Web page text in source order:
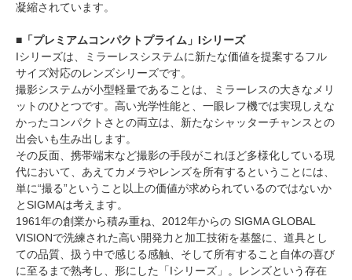
凝縮されています。
■「プレミアムコンパクトプライム」Iシリーズ
Iシリーズは、ミラーレスシステムに新たな価値を提案するフル
サイズ対応のレンズシリーズです。
撮影システムが小型軽量であることは、ミラーレスの大きなメリ
ットのひとつです。高い光学性能と、一眼レフ機では実現しえな
かったコンパクトさとの両立は、新たなシャッターチャンスとの
出会いも生み出します。
その反面、携帯端末など撮影の手段がこれほど多様化している現
代において、あえてカメラやレンズを所有するということには、
単に“撮る”ということ以上の価値が求められているのではないか
とSIGMAは考えます。
1961年の創業から積み重ね、2012年からの SIGMA GLOBAL
VISIONで洗練された高い開発力と加工技術を基盤に、道具とし
ての品質、扱う中で感じる感触、そして所有すること自体の喜び
に至るまで熟考し、形にした「Iシリーズ」。レンズという存在